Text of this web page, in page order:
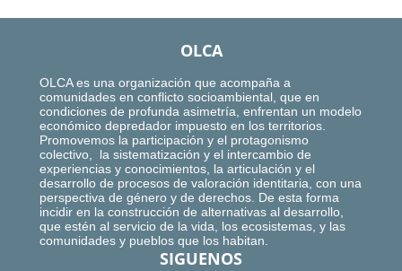
OLCA
OLCA es una organización que acompaña a
comunidades en conflicto socioambiental, que en
condiciones de profunda asimetría, enfrentan un modelo
económico depredador impuesto en los territorios.
Promovemos la participación y el protagonismo
colectivo, la sistematización y el intercambio de
experiencias y conocimientos, la articulación y el
desarrollo de procesos de valoración identitaria, con una
perspectiva de género y de derechos. De esta forma
incidir en la construcción de alternativas al desarrollo,
que estén al servicio de la vida, los ecosistemas, y las
comunidades y pueblos que los habitan.
SIGUENOS